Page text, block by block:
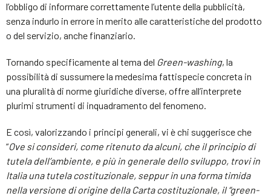
l’obbligo di informare correttamente l’utente della pubblicità,
senza indurlo in errore in merito alle caratteristiche del prodotto
o del servizio, anche finanziario.
Tornando specificamente al tema del Green-washing, la
possibilità di sussumere la medesima fattispecie concreta in
una pluralità di norme giuridiche diverse, offre all’interprete
plurimi strumenti di inquadramento del fenomeno.
E così, valorizzando i principi generali, vi è chi suggerisce che
“Ove si consideri, come ritenuto da alcuni, che il principio di
tutela dell’ambiente, e più in generale dello sviluppo, trovi in
Italia una tutela costituzionale, seppur in una forma timida
nella versione di origine della Carta costituzionale, il “green-